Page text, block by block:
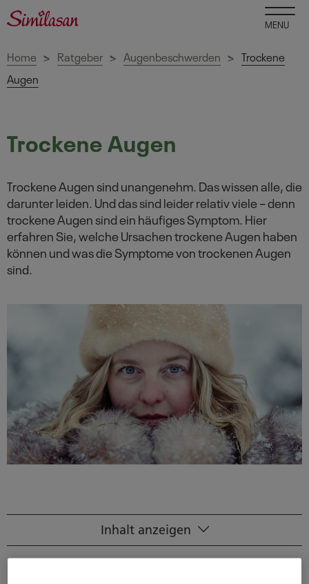
MENU
Home > Ratgeber > Augenbeschwerden > Trockene
Augen
Trockene Augen
Trockene Augen sind unangenehm. Das wissen alle, die
darunter leiden. Und das sind leider relativ viele – denn
trockene Augen sind ein häufiges Symptom. Hier
erfahren Sie, welche Ursachen trockene Augen haben
können und was die Symptome von trockenen Augen
sind.
Rund ums Thema trockene Augen
Inhalt anzeigen